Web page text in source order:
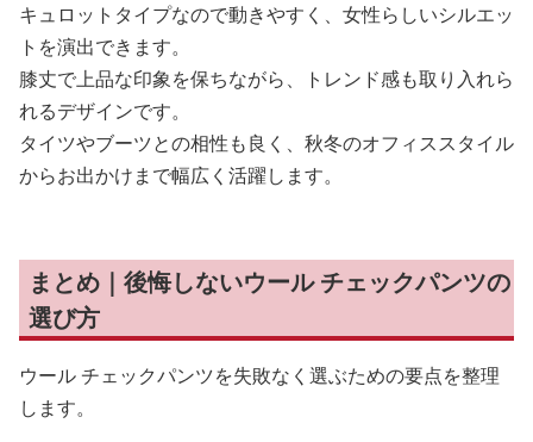
キュロットタイプなので動きやすく、女性らしいシルエッ
トを演出できます。
膝丈で上品な印象を保ちながら、トレンド感も取り入れら
れるデザインです。
タイツやブーツとの相性も良く、秋冬のオフィススタイル
からお出かけまで幅広く活躍します。
まとめ｜後悔しないウール チェックパンツの
選び方
ウール チェックパンツを失敗なく選ぶための要点を整理
します。